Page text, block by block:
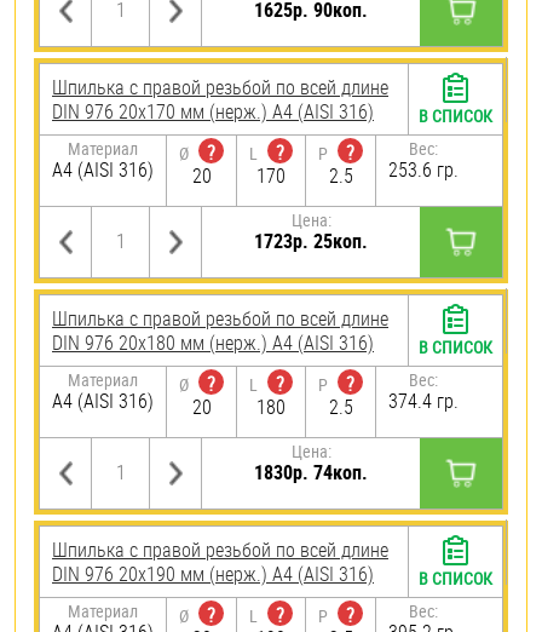
1625р. 90коп.
Шпилька с правой резьбой по всей длине
DIN 976 20х170 мм (нерж.) A4 (AISI 316)
Материал
A4 (AISI 316)
Ø
?
20
L
?
170
P
?
2.5
Вес:
253.6 гр.
Цена:
1723р. 25коп.
В СПИСОК
Шпилька с правой резьбой по всей длине
DIN 976 20х180 мм (нерж.) A4 (AISI 316)
Материал
A4 (AISI 316)
Ø
?
20
L
?
180
P
?
2.5
Вес:
374.4 гр.
Цена:
1830р. 74коп.
В СПИСОК
Шпилька с правой резьбой по всей длине
DIN 976 20х190 мм (нерж.) A4 (AISI 316)
Материал Ø
?
L
?
P
?
Вес:
В СПИСОК